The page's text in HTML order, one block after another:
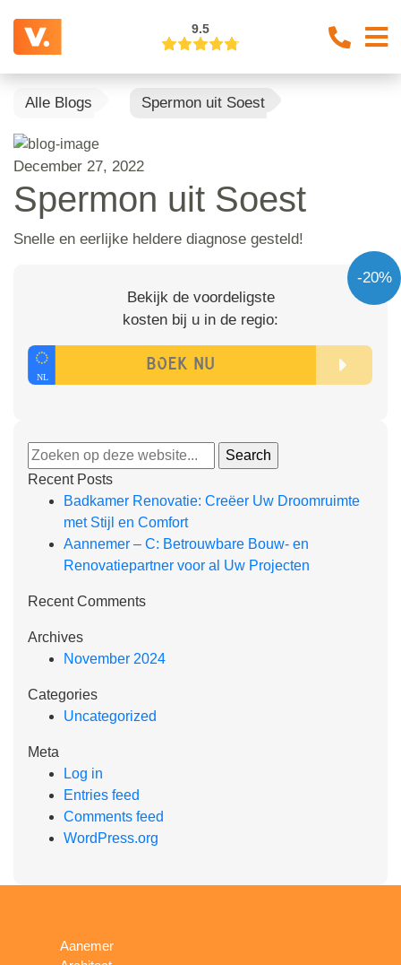
9.5
Alle Blogs Spermon uit Soest
December 27, 2022
Spermon uit Soest
Snelle en eerlijke heldere diagnose gesteld!
-20%
Bekijk de voordeligste
kosten bij u in de regio:
Recent Posts
Badkamer Renovatie: Creëer Uw Droomruimte
met Stijl en Comfort
Aannemer – C: Betrouwbare Bouw- en
Renovatiepartner voor al Uw Projecten
Recent Comments
Archives
November 2024
Categories
Uncategorized
Meta
Log in
Entries feed
Comments feed
WordPress.org
Aanemer